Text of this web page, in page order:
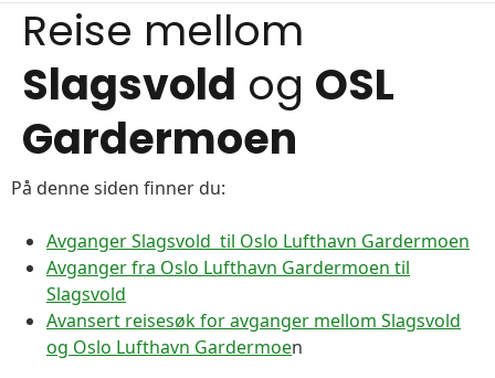
Reise mellom
Slagsvold og OSL
Gardermoen
På denne siden finner du:
Avganger Slagsvold til Oslo Lufthavn Gardermoen
Avganger fra Oslo Lufthavn Gardermoen til
Slagsvold
Avansert reisesøk for avganger mellom Slagsvold
og Oslo Lufthavn Gardermoen